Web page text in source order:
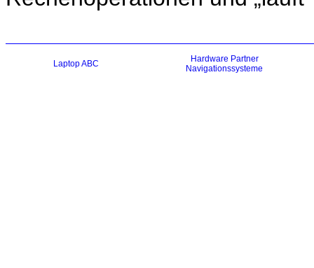
Laptop ABC Hardware Partner
Navigationssysteme